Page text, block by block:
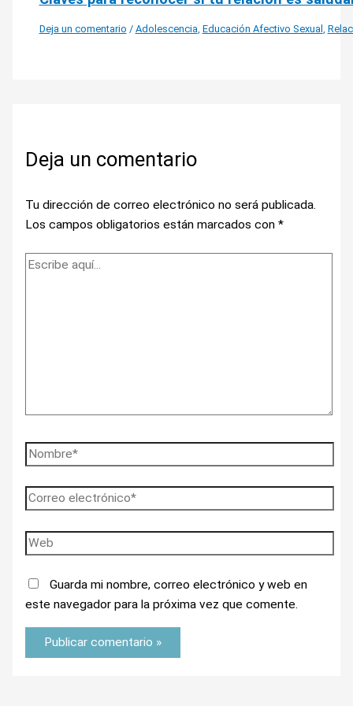
Deja un comentario / Adolescencia Educación Afectivo Sexual
Deja un comentario
Tu dirección de correo electrónico no será publicada.
Los campos obligatorios están marcados con *
Guarda mi nombre, correo electrónico y web en
este navegador para la próxima vez que comente.